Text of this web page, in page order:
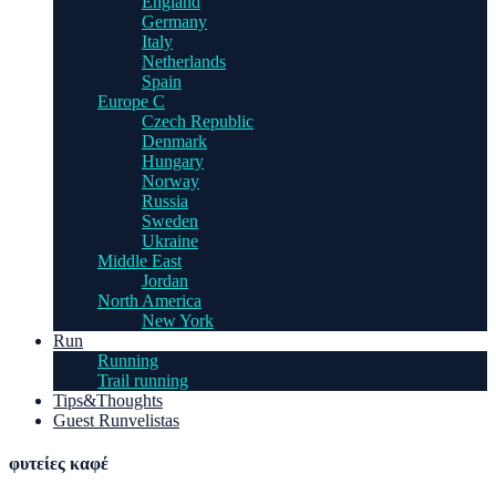
Germany
Italy
Netherlands
Spain
Europe C
Czech Republic
Denmark
Hungary
Norway
Russia
Sweden
Ukraine
Middle East
Jordan
North America
New York
Run
Running
Trail running
Tips&Thoughts
Guest Runvelistas
φυτείες καφέ